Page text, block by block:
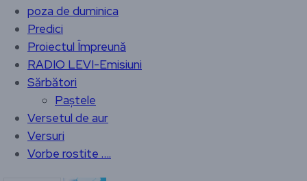
poza de duminica
Predici
Proiectul Împreună
RADIO LEVI-Emisiuni
Sărbători
Paștele
Versetul de aur
Versuri
Vorbe rostite ….